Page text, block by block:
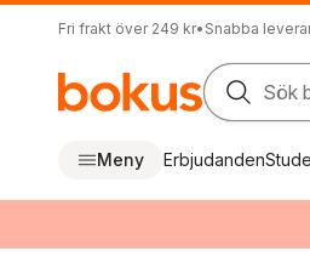
Fri frakt över 249 kr• Snabba
Sök
Meny Erbjudanden